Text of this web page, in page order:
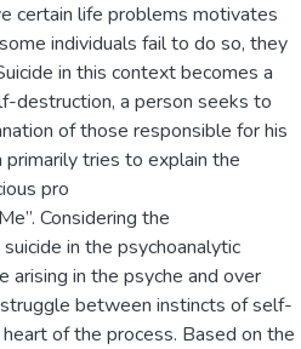
certain life problems motivates
individuals fail to do so, they
in this context becomes a
destruction, a person seeks to
of those responsible for his
tries to explain the
pro
Considering the
in the psychoanalytic
arising in the psyche and over
between instincts of self-
of the process. Based on the